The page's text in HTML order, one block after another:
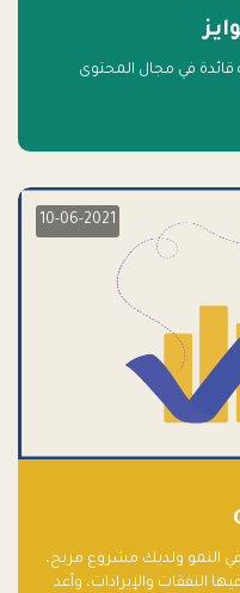
في مجال المحتوى
10-06-2021
النمو ولديك مشروع مربح،
النفقات والإيرادات، وأعد